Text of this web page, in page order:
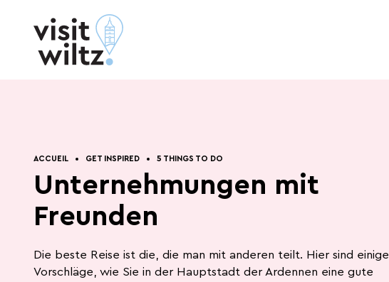
Get inspired
die Welt von heute dreht sich in rasantem
Tempo. Von Zeit zu Zeit ist es wichtig,
Schlafen
Infos
ACCUEIL GET INSPIRED 5 THINGS TO DO
Unternehmungen mit
Freunden
Die beste Reise ist die, die man mit anderen teilt. Hier sind einige
Vorschläge, wie Sie in der Hauptstadt der Ardennen eine gute